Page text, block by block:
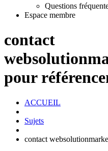
Questions
Espace membre
contact
pour
ACCUEIL
Sujets
contact